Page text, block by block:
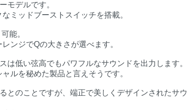
モデルです。
ミッドブーストスイッチを搭載。
能。
ンジでQの大きさが選べます。
は低い弦高でもパワフルなサウンドを出力します。
ルを秘めた製品と言えそうです。
とのことですが、端正で美しくデザインされたサウ